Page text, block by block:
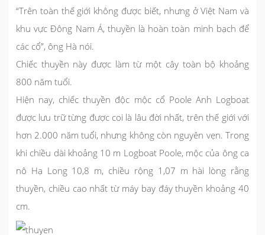
“Trên toàn thế giới không được biết, nhưng ở Việt Nam và
khu vực Đông Nam Á, thuyền là hoàn toàn minh bạch để
các cổ”, ông Hà nói.
Chiếc thuyền này được làm từ một cây toàn bộ khoảng
800 năm tuổi.
Hiện nay, chiếc thuyền độc mộc cổ Poole Anh Logboat
được lưu trữ từng được coi là lâu đời nhất, trên thế giới với
hơn 2.000 năm tuổi, nhưng không còn nguyên vẹn. Trong
khi chiều dài khoảng 10 m Logboat Poole, mộc của ông ca
nô Hạ Long 10,8 m, chiều rộng 1,07 m hài lòng rằng
thuyền, chiều cao nhất từ máy bay đáy thuyền khoảng 40
cm.